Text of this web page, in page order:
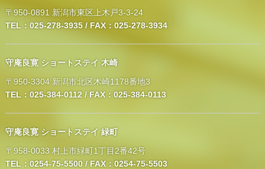
〒950-0891 新潟市東区上木戸3-3-24
TEL：025-278-3935 / FAX：025-278-3934
守庵良寛 ショートステイ 木崎
〒950-3304 新潟市北区木崎1178番地3
TEL：025-384-0112 / FAX：025-384-0113
守庵良寛 ショートステイ 緑町
〒958-0033 村上市緑町1丁目2番42号
TEL：0254-75-5500 / FAX：0254-75-5503